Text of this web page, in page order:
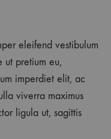
eleifend vestibulum
ut pretium eu,
imperdiet elit, ac
viverra maximus
ligula ut, sagittis